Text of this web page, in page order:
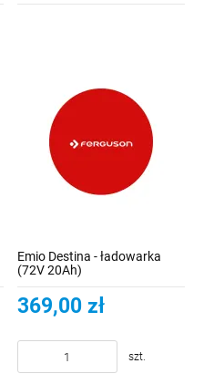
Emio Destina - ładowarka
(72V 20Ah)
369,00 zł
szt.